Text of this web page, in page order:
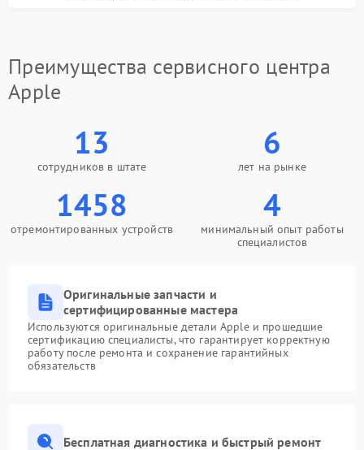
Преимущества сервисного центра
Apple
13
сотрудников в штате
6
лет на рынке
1458
отремонтированных устройств
4
минимальный опыт работы
специалистов
Оригинальные запчасти и
сертифицированные мастера
Используются оригинальные детали Apple и прошедшие
сертификацию специалисты, что гарантирует корректную
работу после ремонта и сохранение гарантийных
обязательств
Бесплатная диагностика и быстрый ремонт